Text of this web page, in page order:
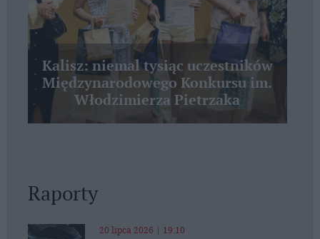
Kalisz: niemal tysiąc uczestników
Międzynarodowego Konkursu im.
Włodzimierza Pietrzaka
Raporty
20 lipca 2026 | 19:10